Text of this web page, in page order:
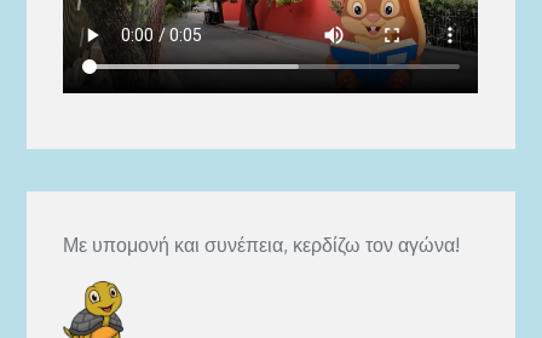
Με υπομονή και συνέπεια, κερδίζω τον αγώνα!